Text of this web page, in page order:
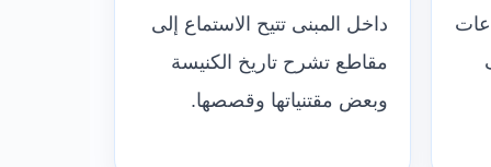
داخل المبنى تتيح الاستماع إلى
مقاطع تشرح تاريخ الكنيسة
وبعض مقتنياتها وقصصها.